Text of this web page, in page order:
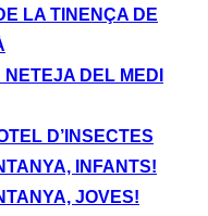
LA TINENÇA DE
NETEJA DEL MEDI
D’INSECTES
INFANTS!
JOVES!